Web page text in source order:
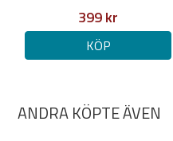
399 kr
KÖP
ANDRA KÖPTE ÄVEN